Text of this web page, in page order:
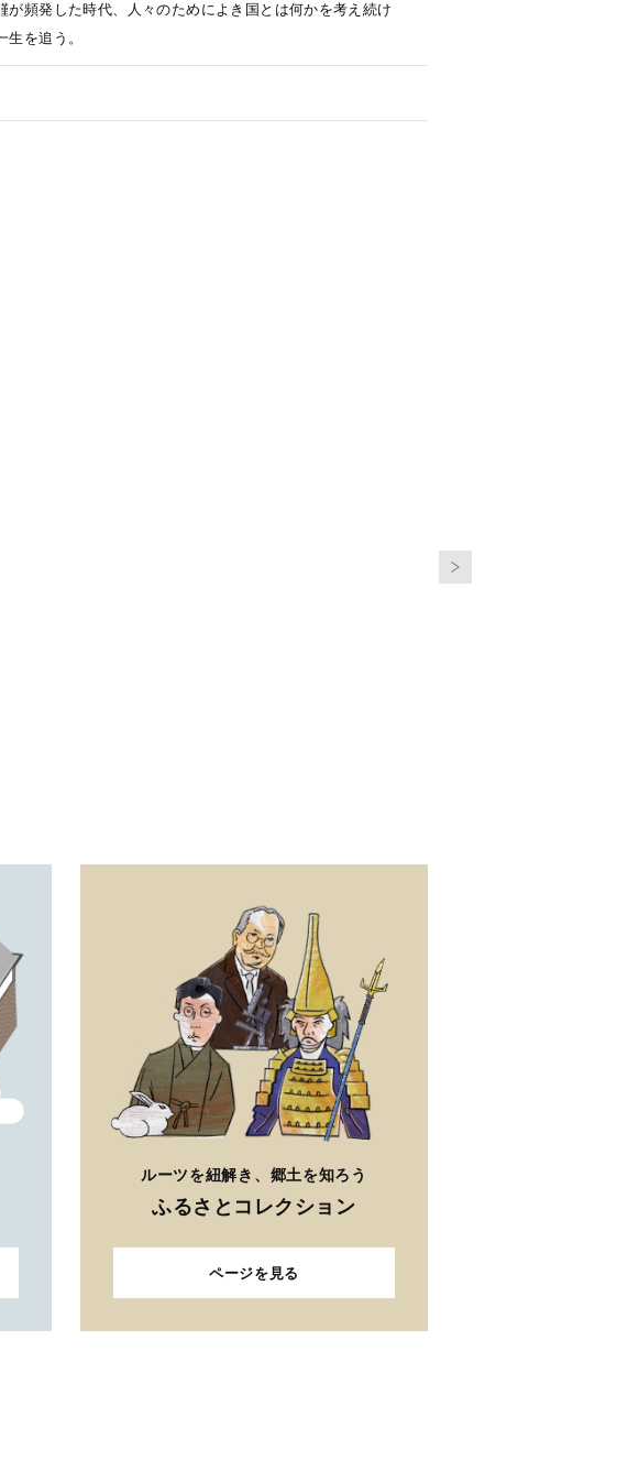
頻発した時代、人々のためによき国とは何かを考え続け
を追う。
ルーツを紐解き、郷土を知ろう
ふるさとコレクション
ページを見る